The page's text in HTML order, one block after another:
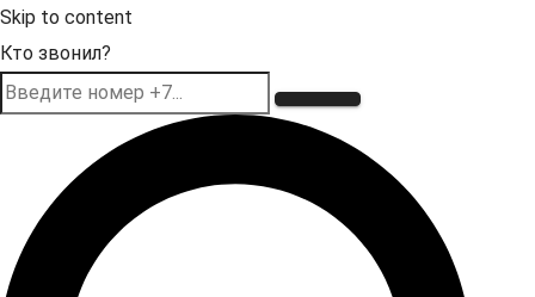
Skip to content
Кто звонил?